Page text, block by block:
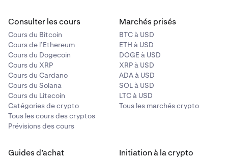
Consulter les cours
Cours du Bitcoin
Cours de l’Ethereum
Cours du Dogecoin
Cours du XRP
Cours du Cardano
Cours du Solana
Cours du Litecoin
Catégories de crypto
Tous les cours des cryptos
Prévisions des cours
Marchés prisés
BTC à USD
ETH à USD
DOGE à USD
XRP à USD
ADA à USD
SOL à USD
LTC à USD
Tous les marchés crypto
Guides d’achat Initiation à la crypto